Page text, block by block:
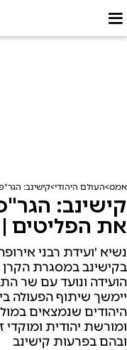
אמס העולם היהודי קישינב:
קישינב:
את הפליטים |
נשיא 'ועידת רבני
בקישינב במסגרת הקרן
הועידה ונועד עם שר
יימשך שיתוף הפעולה
היהודים שנמצאים
ומורשת יהודית ומוקדי
ובהם בפרעות קישינב